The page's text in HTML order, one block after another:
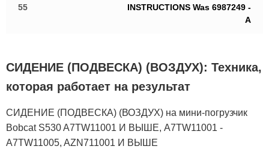
55
INSTRUCTIONS Was 6987249 -
A
СИДЕНИЕ (ПОДВЕСКА) (ВОЗДУХ): Техника,
которая работает на результат
СИДЕНИЕ (ПОДВЕСКА) (ВОЗДУХ) на мини-погрузчик
Bobcat S530 A7TW11001 И ВЫШЕ, A7TW11001 -
A7TW11005, AZN711001 И ВЫШЕ